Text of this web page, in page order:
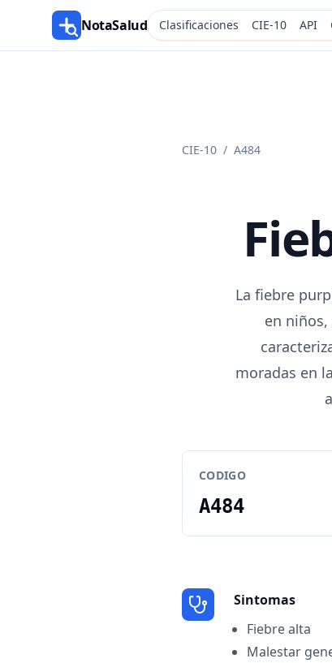
NotaSalud Clasificaciones CIE-10 API
CIE-10 / A484
La fiebre
en
moradas en
CODIGO
A484
Sintomas
Fiebre alta
Malestar